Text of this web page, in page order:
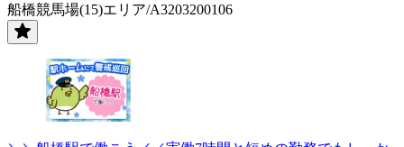
船橋競馬場(15)エリア/A3203200106